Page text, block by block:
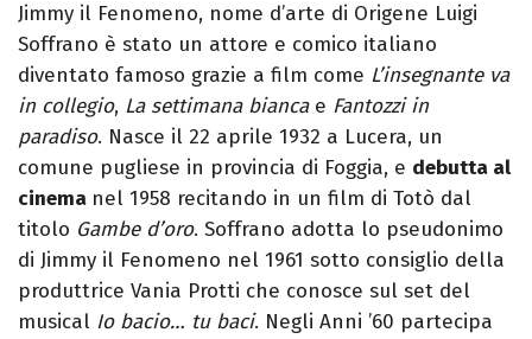
Jimmy il Fenomeno, nome d’arte di Origene Luigi
Soffrano è stato un attore e comico italiano
diventato famoso grazie a film come L’insegnante va
in collegio, La settimana biancae Fantozzi in
paradiso. Nasce il 22 aprile 1932 a Lucera, un
comune pugliese in provincia di Foggia, e debutta al
cinema nel 1958 recitando in un film di Totò dal
titolo Gambe d’oro. Soffrano adotta lo pseudonimo
di Jimmy il Fenomeno nel 1961 sotto consiglio della
produttrice Vania Protti che conosce sul set del
musical Io bacio… tu baci. Negli Anni ’60 partecipa